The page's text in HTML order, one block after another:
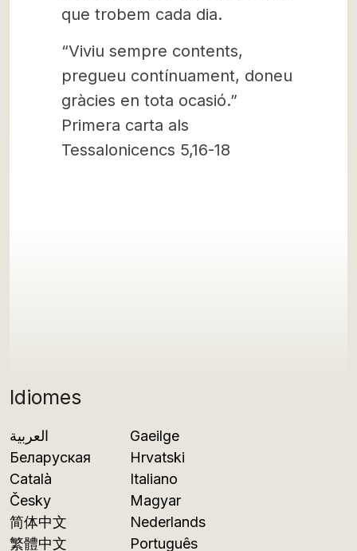
Idiomes
العربية
Беларуская
Català
Česky
简体中文
繁體中文
Gaeilge
Hrvatski
Italiano
Magyar
Nederlands
Português
que trobem cada dia.
“Viviu sempre contents,
pregueu contínuament, doneu
gràcies en tota ocasió.”
Primera carta als
Tessalonicencs 5,16-18